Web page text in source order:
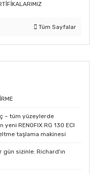
Tüm Sayfalar
– tüm yüzeylerde
yeni RENOFIX RG 130 ECI
taşlama makinesi
gün sizinle: Richard'ın